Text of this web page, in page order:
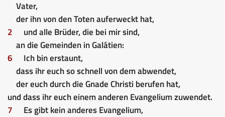
Vater,
der ihn von den Toten auferweckt hat,
2
und alle Brüder, die bei mir sind,
an die Gemeinden in Galátien:
6
Ich bin erstaunt,
dass ihr euch so schnell von dem abwendet,
der euch durch die Gnade Christi berufen hat,
und dass ihr euch einem anderen Evangelium zuwendet.
7
Es gibt kein anderes Evangelium,